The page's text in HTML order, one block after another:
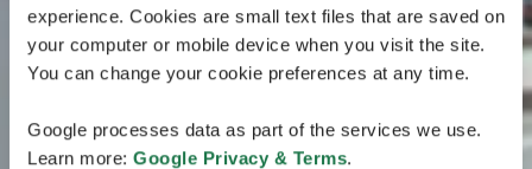
experience. Cookies are small text files that are saved on
your computer or mobile device when you visit the site.
You can change your cookie preferences at any time.
Google processes data as part of the services we use.
Learn more: Google Privacy & Terms.